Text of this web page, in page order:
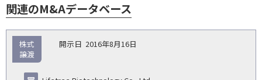
関連のM&Aデータベース
企
キー
2016年8月16日
株式
譲渡